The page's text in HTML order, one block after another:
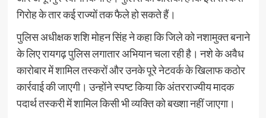
गिरोह के तार कई राज्यों तक फैले हो सकते हैं।
पुलिस अधीक्षक शशि मोहन सिंह ने कहा कि जिले को नशामुक्त बनाने
के लिए रायगढ़ पुलिस लगातार अभियान चला रही है। नशे के अवैध
कारोबार में शामिल तस्करों और उनके पूरे नेटवर्क के खिलाफ कठोर
कार्रवाई की जाएगी। उन्होंने स्पष्ट किया कि अंतरराज्यीय मादक
पदार्थ तस्करी में शामिल किसी भी व्यक्ति को बख्शा नहीं जाएगा।